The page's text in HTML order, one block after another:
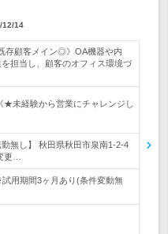
12/14
存顧客メイン◎》OA機器や内
担当し、顧客のオフィス環境づ
★未経験から営業にチャレンジし
勤無し】 秋田県秋田市泉南1-2-4
更…
用期間3ヶ月あり(条件変動無